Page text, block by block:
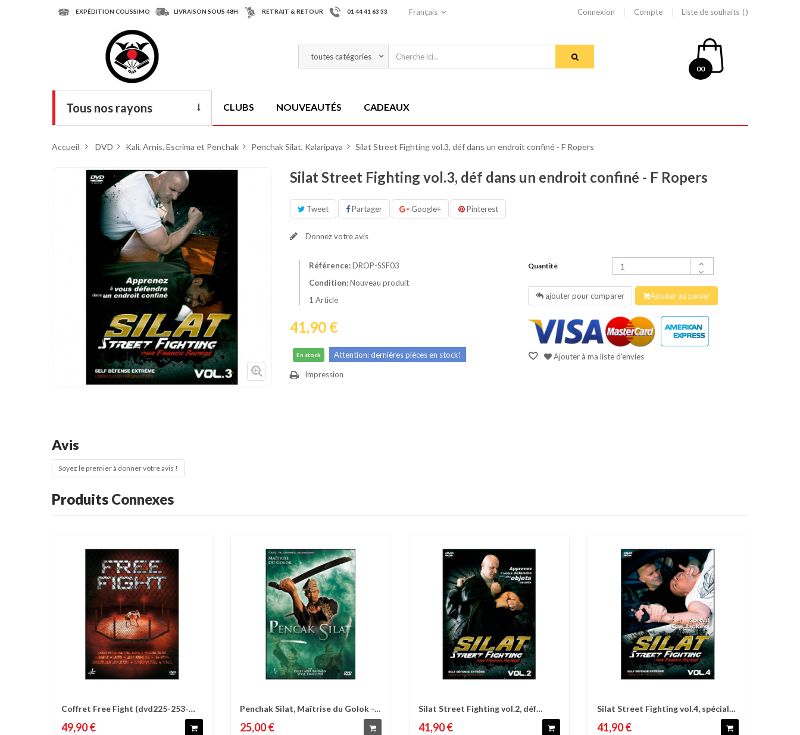
EXPÉDITION COLISSIMO LIVRAISON SOUS 48H RETRAIT & RETOUR 01 44 41 63 33 Français Connexion Compte Liste de souhaits
00
Tous nos rayons
Armes
Tenues
Chaussures
Protections
Cible de frappe
Condition physique
Accessoires
Tatamis
Décoration
Voir plus
CLUBS NOUVEAUTÉS CADEAUX
Accueil > DVD > Kali, Arnis, Escrima et Penchak > Penchak Silat, Kalaripaya > Silat Street Fighting vol.3, déf dans un endroit confiné - F Ropers
Silat Street Fighting vol.3, déf dans un endroit confiné - F Ropers
Tweet Partager Google+ Pinterest
Donnez votre avis
Référence:DROP-SSF03
Condition:Nouveau produit
1 Article
41,90 €
En stock Attention: dernières pièces en stock!
Impression
Quantité
ajouter pour comparer Ajouter au panier
Ajouter à ma liste d'envies
Avis
Soyez le premier à donner votre avis !
Produits Connexes
Comparer Liste d'envies
Coffret Free Fight (dvd225-253-
49,90 €
Comparer Liste d'envies
Penchak Silat, Maîtrise du Golok -
25,00 €
Comparer Liste d'envies
Silat Street Fighting vol.2, déf
41,90 €
Comparer Liste d'envies
Silat Street Fighting vol.4, spécial
41,90 €